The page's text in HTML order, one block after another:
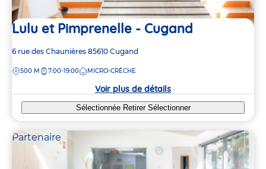
Lulu et Pimprenelle - Cugand
Adresse
la
6 rue des Chaunières 85610 Cugand
DISTANCE
500 M 7:00-19:00 MICRO-CRÈCHE
Voir plus de détails
Sélectionnée Retirer Sélectionner
Partenaire